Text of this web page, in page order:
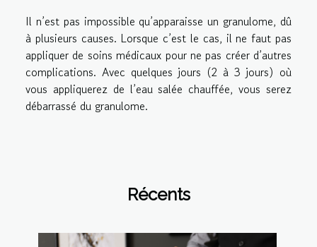
Il n’est pas impossible qu’apparaisse un granulome, dû
à plusieurs causes. Lorsque c’est le cas, il ne faut pas
appliquer de soins médicaux pour ne pas créer d’autres
complications. Avec quelques jours (2 à 3 jours) où
vous appliquerez de l’eau salée chauffée, vous serez
débarrassé du granulome.
Récents